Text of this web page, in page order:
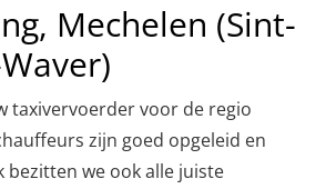
Mechelen (Sint-
taxivervoerder voor de regio
zijn goed opgeleid en
bezitten we ook alle juiste